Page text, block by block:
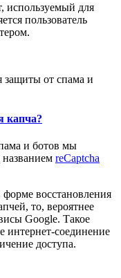
используемый для
пользователь
защиты от спама и
капча?
и ботов мы
reCaptcha
восстановления
то, вероятнее
Google. Такое
интернет-соединение
доступа.